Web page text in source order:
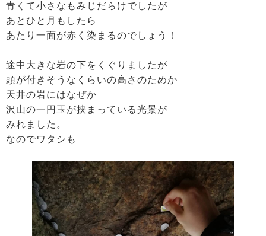
青くて小さなもみじだらけでしたが
あとひと月もしたら
あたり一面が赤く染まるのでしょう！
途中大きな岩の下をくぐりましたが
頭が付きそうなくらいの高さのためか
天井の岩にはなぜか
沢山の一円玉が挟まっている光景が
みれました。
なのでワタシも